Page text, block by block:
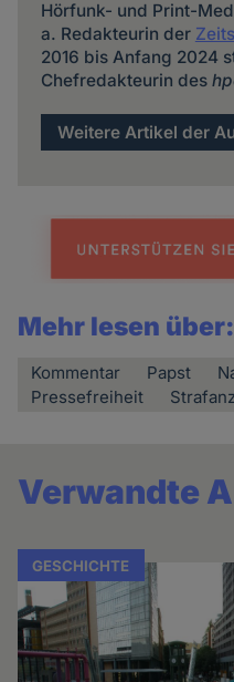
Hörfunk- und Print-
a. Redakteurin der
2016 bis Anfang 2024
Chefredakteurin des
Weitere Artikel der
Mehr lesen über:
Kommentar Papst
Pressefreiheit
Verwandte
GESCHICHTE